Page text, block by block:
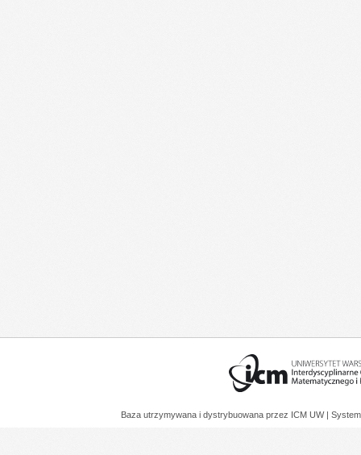
Baza utrzymywana i dystrybuowana przez ICM UW |